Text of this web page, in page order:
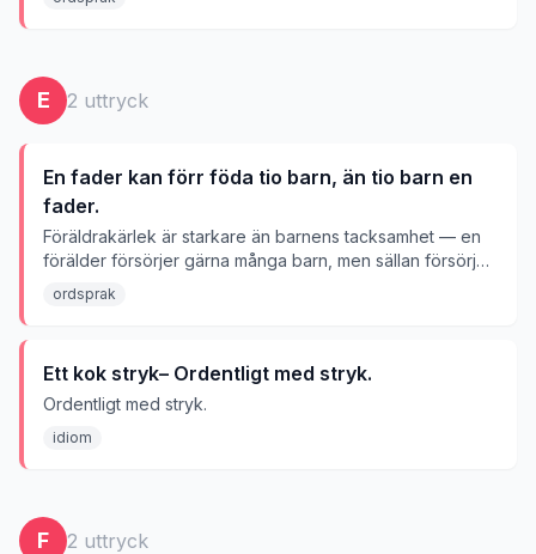
E 2 uttryck
En fader kan förr föda tio barn, än tio barn en
fader.
Föräldrakärlek är starkare än barnens tacksamhet — en
förälder försörjer gärna många barn, men sällan försörjer
barnen sin förälder.
ordsprak
Ett kok stryk– Ordentligt med stryk.
Ordentligt med stryk.
idiom
F 2 uttryck